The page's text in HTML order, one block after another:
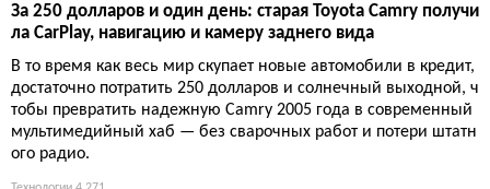
За 250 долларов и один день: старая Toyota Camry получи
ла CarPlay, навигацию и камеру заднего вида
В то время как весь мир скупает новые автомобили в кредит,
достаточно потратить 250 долларов и солнечный выходной, ч
тобы превратить надежную Camry 2005 года в современный
мультимедийный хаб — без сварочных работ и потери штатн
ого радио.